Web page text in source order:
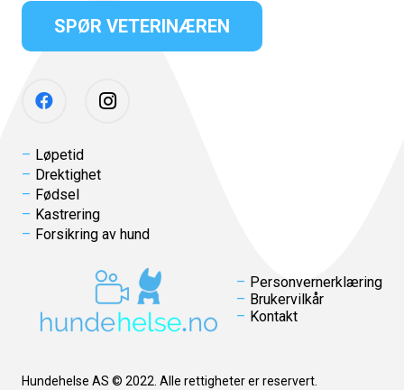
SPØR VETERINÆREN
Løpetid
Drektighet
Fødsel
Kastrering
Forsikring av hund
Personvernerklæring
Brukervilkår
Kontakt
Hundehelse AS © 2022. Alle rettigheter er reservert.